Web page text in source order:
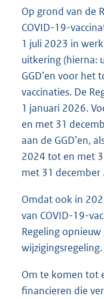
Op grond van de
COVID-19-
1 juli 2023 in
uitkering (hierna:
GGD’en voor het
vaccinaties. De
1 januari 2026.
en met 31
aan de GGD’en,
2024 tot en met
met 31 december
Omdat ook in
van COVID-19-
Regeling
wijzigingsregeling.
Om te komen tot
financieren die